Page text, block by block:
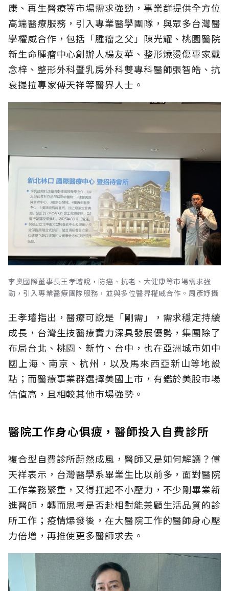
康、再生醫療等市場需求強勁，事業群提供全方位
高端醫療服務，引入專業醫學團隊，與眾多台灣醫
學權威合作，包括「腫瘤之父」陳光耀、桃園醫院
新生命腫瘤中心創辦人楊友華、整形燒燙傷專家戴
念梓、整形外科暨乳房外科雙專科醫師張智皓、抗
衰提拉專家傅天祥等醫界人士。
李奧國際董事長王孝璿說，防癌、抗老、大健康等市場需求強
勁，引入專業醫療團隊服務，並與多位醫界權威合作。周彥妤攝
王孝璿指出，醫療可說是「剛需」，需求穩定持續
成長，台灣生技醫療實力深具發展優勢，集團除了
布局台北、桃園、新竹、台中，也在亞洲城市如中
國上海、南京、杭州，以及馬來西亞新山等地設
點；而醫療事業群選擇美國上市，有鑑於美股市場
估值高，且相較其他市場強勢。
醫院工作身心俱疲，醫師投入自費診所
複合型自費診所蔚然成風，醫師又是如何解讀？傅
天祥表示，台灣醫學系畢業生比以前多，面對醫院
工作業務繁重，又得扛起不小壓力，不少剛畢業新
進醫師，轉而思考是否赴相對能兼顧生活品質的診
所工作；疫情爆發後，在大醫院工作的醫師身心壓
力倍增，再推使更多醫師求去。